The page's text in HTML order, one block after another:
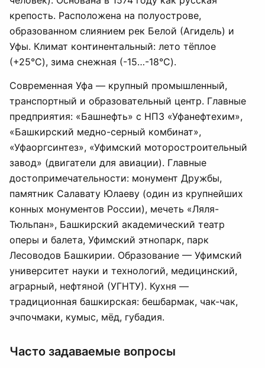
крепость. Расположена на полуострове,
образованном слиянием рек Белой (Агидель) и
Уфы. Климат континентальный: лето тёплое
(+25°C), зима снежная (-15…-18°C).
Современная Уфа — крупный промышленный,
транспортный и образовательный центр. Главные
предприятия: «Башнефть» с НПЗ «Уфанефтехим»,
«Башкирский медно-серный комбинат»,
«Уфаоргсинтез», «Уфимский моторостроительный
завод» (двигатели для авиации). Главные
достопримечательности: монумент Дружбы,
памятник Салавату Юлаеву (один из крупнейших
конных монументов России), мечеть «Ляля-
Тюльпан», Башкирский академический театр
оперы и балета, Уфимский этнопарк, парк
Лесоводов Башкирии. Образование — Уфимский
университет науки и технологий, медицинский,
аграрный, нефтяной (УГНТУ). Кухня —
традиционная башкирская: бешбармак, чак-чак,
эчпочмаки, кумыс, мёд, губадия.
Часто задаваемые вопросы